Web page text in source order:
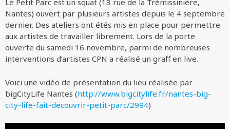
Le Petit Parc est un squat (13 rue de la Trémissinière,
Nantes) ouvert par plusieurs artistes depuis le 4 septembre
dernier. Des ateliers ont étés mis en place pour permettre
aux artistes de travailler librement. Lors de la porte
ouverte du samedi 16 novembre, parmi de nombreuses
interventions d’artistes CPN a réalisé un graff en live.
Voici une vidéo de présentation du lieu réalisée par
bigCityLife Nantes (http://www.bigcitylife.fr/nantes-big-
city-life-fait-decouvrir-petit-parc/2994)